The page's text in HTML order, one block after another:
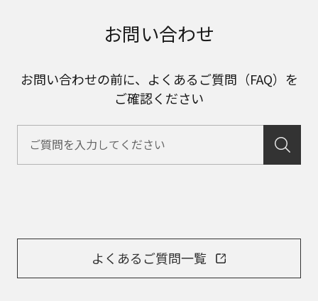
お問い合わせ
お問い合わせの前に、よくあるご質問（FAQ）を
ご確認ください
よくあるご質問一覧